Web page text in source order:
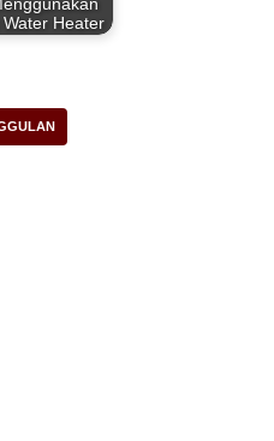
Water Heater